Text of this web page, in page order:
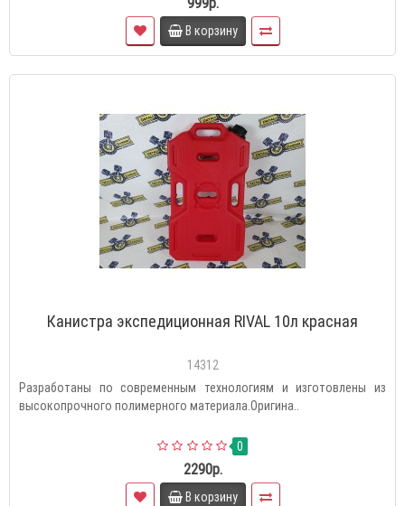
В корзину
Канистра экспедиционная RIVAL 10л красная
14312
Разработаны по современным технологиям и изготовлены из
высокопрочного полимерного материала.Оригина..
0
2290р.
В корзину